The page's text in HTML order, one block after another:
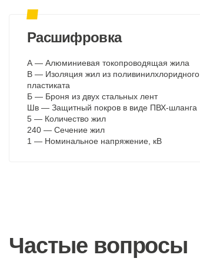
Расшифровка
А — Алюминиевая токопроводящая жила
В — Изоляция жил из поливинилхлоридного
пластиката
Б — Броня из двух стальных лент
Шв — Защитный покров в виде ПВХ-шланга
5 — Количество жил
240 — Сечение жил
1 — Номинальное напряжение, кВ
Частые вопросы